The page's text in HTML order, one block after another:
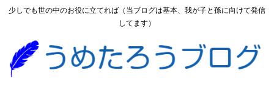
少しでも世の中のお役に立てれば（当ブログは基本、我が子と孫に向けて発信
してます）